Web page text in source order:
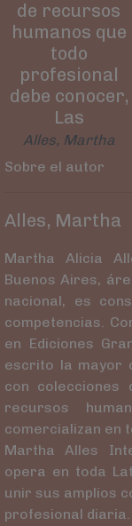
de recursos
humanos que
todo
profesional
debe conocer,
Las
Alles, Martha
Sobre el autor
Alles, Martha
Martha Alicia
Buenos Aires,
nacional, es
competencias.
en Ediciones
escrito la mayor
con colecciones
recursos
comercializan en
Martha Alles
opera en toda
unir sus amplios
profesional diaria.